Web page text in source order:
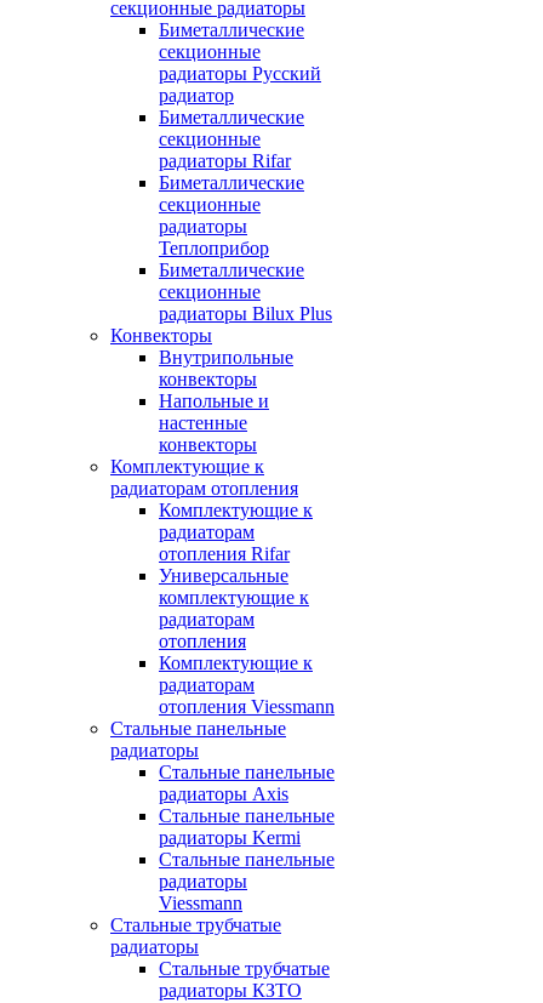
секционные радиаторы
Биметаллические
секционные
радиаторы Русский
радиатор
Биметаллические
секционные
радиаторы Rifar
Биметаллические
секционные
радиаторы
Теплоприбор
Биметаллические
секционные
радиаторы Bilux Plus
Конвекторы
Внутрипольные
конвекторы
Напольные и
настенные
конвекторы
Комплектующие к
радиаторам отопления
Комплектующие к
радиаторам
отопления Rifar
Универсальные
комплектующие к
радиаторам
отопления
Комплектующие к
радиаторам
отопления Viessmann
Стальные панельные
радиаторы
Стальные панельные
радиаторы Axis
Стальные панельные
радиаторы Kermi
Стальные панельные
радиаторы
Viessmann
Стальные трубчатые
радиаторы
Стальные трубчатые
радиаторы КЗТО